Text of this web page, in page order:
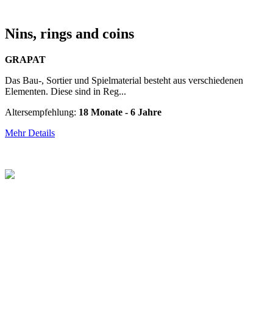
Nins, rings and coins
GRAPAT
Das Bau-, Sortier und Spielmaterial besteht aus verschiedenen
Elementen. Diese sind in Reg...
Altersempfehlung: 18 Monate - 6 Jahre
Mehr Details